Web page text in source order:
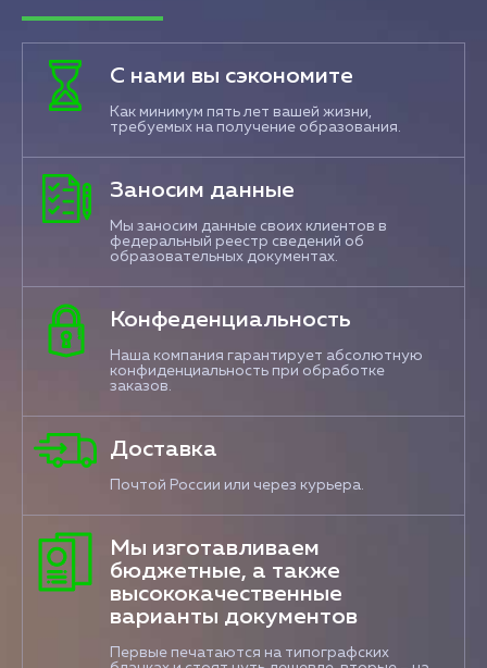
С нами вы сэкономите
Как минимум пять лет вашей жизни,
требуемых на получение образования.
Заносим данные
Мы заносим данные своих клиентов в
федеральный реестр сведений об
образовательных документах.
Конфеденциальность
Наша компания гарантирует абсолютную
конфиденциальность при обработке
заказов.
Доставка
Почтой России или через курьера.
Мы изготавливаем
бюджетные, а также
высококачественные
варианты документов
Первые печатаются на типографских